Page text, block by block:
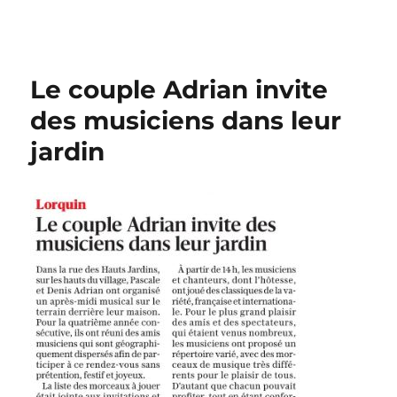
Le couple Adrian invite
des musiciens dans leur
jardin